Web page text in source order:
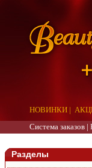
НОВИНКИ |
Система заказов |
Разделы